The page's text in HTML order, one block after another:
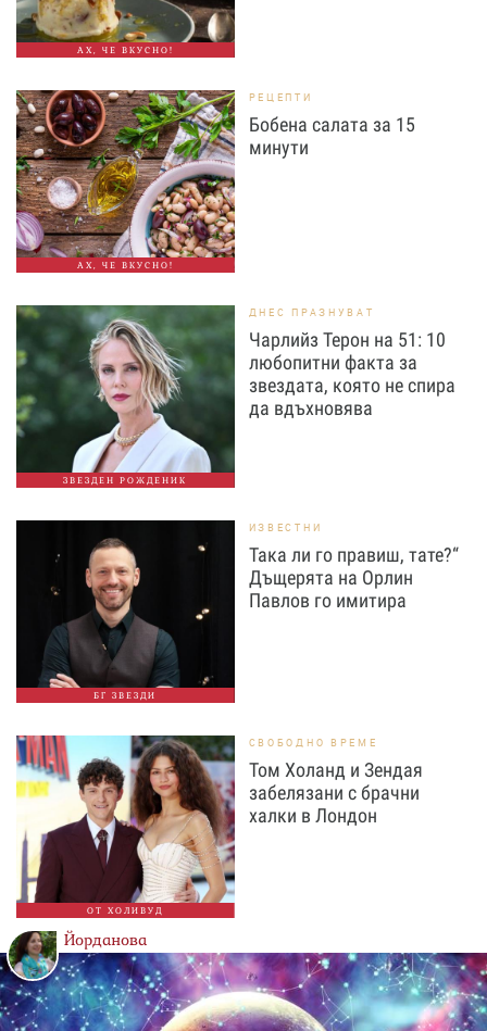
АХ, ЧЕ ВКУСНО!
АХ, ЧЕ ВКУСНО!
РЕЦЕПТИ
Бобена салата за 15
минути
ЗВЕЗДЕН РОЖДЕНИК
ДНЕС ПРАЗНУВАТ
Чарлийз Терон на 51: 10
любопитни факта за
звездата, която не спира
да вдъхновява
БГ ЗВЕЗДИ
ИЗВЕСТНИ
Така ли го правиш, тате?“
Дъщерята на Орлин
Павлов го имитира
ОТ ХОЛИВУД
СВОБОДНО ВРЕМЕ
Том Холанд и Зендая
забелязани с брачни
халки в Лондон
Йорданова